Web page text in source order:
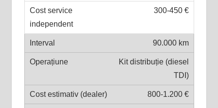
300-450 €
90.000 km
Kit distribuție (diesel
TDI)
800-1.200 €